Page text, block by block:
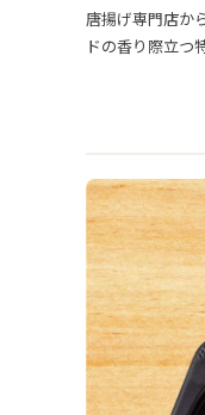
唐揚げ専門店か
ドの香り際立つ